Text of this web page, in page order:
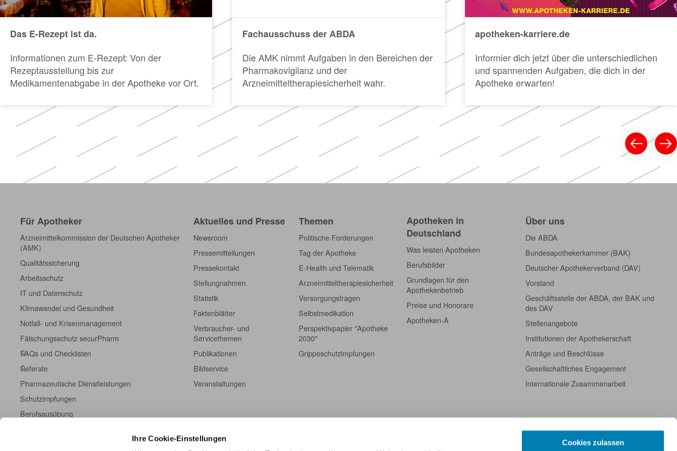
Ihre Cookie-Einstellungen
Cookies zulassen
Das E-Rezept ist da.
Informationen zum E-Rezept: Von der
Rezeptausstellung bis zur
Medikamentenabgabe in der Apotheke vor Ort.
Fachausschuss der ABDA
Die AMK nimmt Aufgaben in den Bereichen der
Pharmakovigilanz und der
Arzneimitteltherapiesicherheit wahr.
apotheken-karriere.de
Informier dich jetzt über die unterschiedlichen
und spannenden Aufgaben, die dich in der
Apotheke erwarten!
Für Apotheker
Arzneimittelkommission der Deutschen Apotheker
(AMK)
Qualitätssicherung
Arbeitsschutz
IT und Datenschutz
Klimawandel und Gesundheit
Notfall- und Krisenmanagement
Fälschungsschutz securPharm
FAQs und Checklisten
Referate
Pharmazeutische Dienstleistungen
Schutzimpfungen
Berufsausübung
Aktuelles und Presse
Newsroom
Pressemitteilungen
Pressekontakt
Stellungnahmen
Statistik
Faktenblätter
Verbraucher- und
Servicethemen
Publikationen
Bildservice
Veranstaltungen
Themen
Politische Forderungen
Tag der Apotheke
E-Health und Telematik
Arzneimitteltherapiesicherheit
Versorgungsfragen
Selbstmedikation
Perspektivpapier "Apotheke
2030"
Grippeschutzimpfungen
Apotheken in
Deutschland
Was leisten Apotheken
Berufsbilder
Grundlagen für den
Apothekenbetrieb
Preise und Honorare
Apotheken-A
Über uns
Die ABDA
Bundesapothekerkammer (BAK)
Deutscher Apothekerverband (DAV)
Vorstand
Geschäftsstelle der ABDA, der BAK und
des DAV
Stellenangebote
Institutionen der Apothekerschaft
Anträge und Beschlüsse
Gesellschaftliches Engagement
Internationale Zusammenarbeit